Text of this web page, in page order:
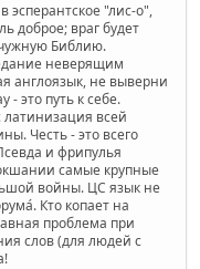
эсперантское "лис-о",
доброе; враг будет
Библию.
неверящим
англоязык, не выверни
- это путь к себе.
латинизация всей
Честь - это всего
и фрипулья
самые крупные
войны. ЦС язык не
Кто копает на
проблема при
слов (для людей с